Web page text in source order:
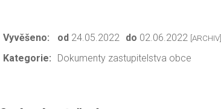
Vyvěšeno: od 24.05.2022 do 02.06.2022 [ARCHIV]
Kategorie: Dokumenty zastupitelstva obce